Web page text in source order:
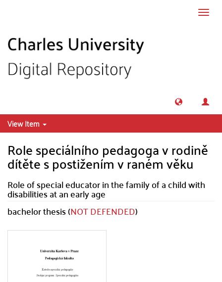
View Item
Role speciálního pedagoga v rodině
dítěte s postižením v raném věku
Role of special educator in the family of a child with
disabilities at an early age
bachelor thesis (NOT DEFENDED)